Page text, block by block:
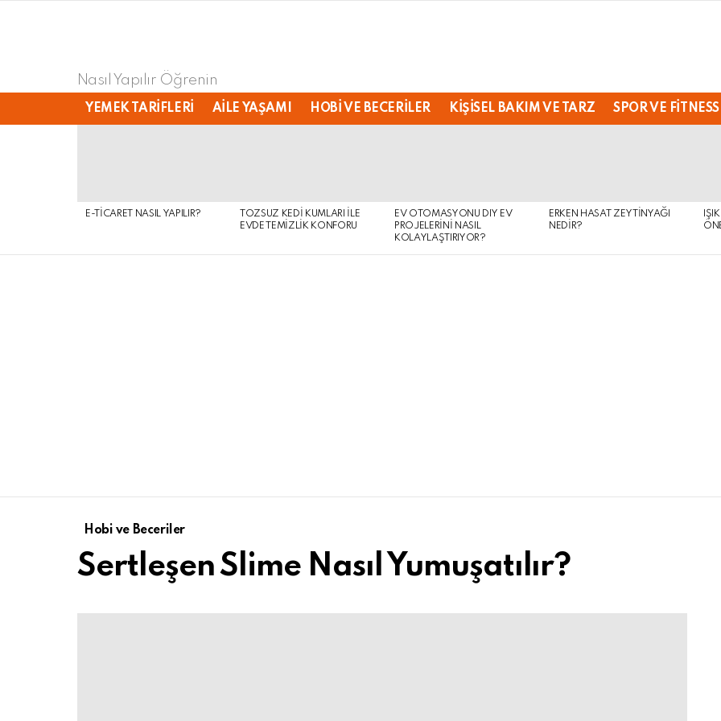
Nasıl Yapılır Öğrenin
YEMEK TARIFLERI AILE YAŞAMI HOBI VE BECERILER KIŞISEL BAKIM VE TARZ SPOR VE FITNESS
E-TICARET NASIL YAPILIR?
TOZSUZ KEDI KUMLARI ILE
EVDE TEMIZLIK KONFORU
EV OTOMASYONU DIY EV
PROJELERINI NASIL
KOLAYLAŞTIRIYOR?
ERKEN HASAT ZEYTINYAĞI
NEDIR?
Hobi ve Beceriler
Sertleşen Slime Nasıl Yumuşatılır?